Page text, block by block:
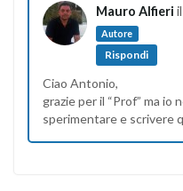
Mauro Alfieri il
Autore
Rispondi
Ciao Antonio,
grazie per il “Prof” ma io
sperimentare e scrivere